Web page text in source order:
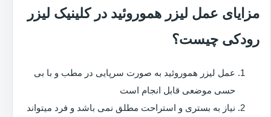
مزایای عمل لیزر هموروئید در کلینیک لیزر
رودکی چیست؟
عمل لیزر هموروئید به صورت سرپایی در مطب و با بی
حسی موضعی قابل انجام است
نیاز به بستری و استراحت مطلق نمی باشد و فرد میتواند